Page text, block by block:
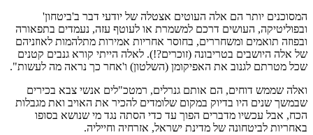
המסוכנים יותר הם אלה העוטים אצטלה של יודעי דבר ב'ביטחון'
ובפוליטיקה, העושים דרכם למשמרת או לעוטף עזה, נעמדים בתפאורה
ובפוזה תואמים ומשחררים, בחוסר אחריות אמירות מתלהמות לאוזניהם
של אלה היושבים בטריבונה (זוכרים?!). לאלה הייתי קורא גנבים קטנים
שכל מטרתם לגנוב את האפיקומן (השלטון) ו'אחר כך נראה מה לעשות".
ואלה שממש דוחים, הם אותם גנרלים, רמטכ"לים אנשי צבא בכירים
שבמשך שנים היו בדיוק במקום שלומדים להכיר את האויב ואת מגבלות
הכח, אבל עכשיו מדברים הפוך עד כדי הסתה נגד מי שנושא בסופו
באחריות לביטחונה של מדינת ישראל, אזרחיה וחייליה.